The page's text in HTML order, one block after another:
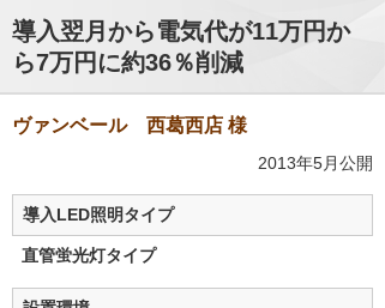
導入翌月から電気代が11万円か
ら7万円に約36％削減
ヴァンベール 西葛西店 様
2013年5月公開
導入LED照明タイプ
直管蛍光灯タイプ